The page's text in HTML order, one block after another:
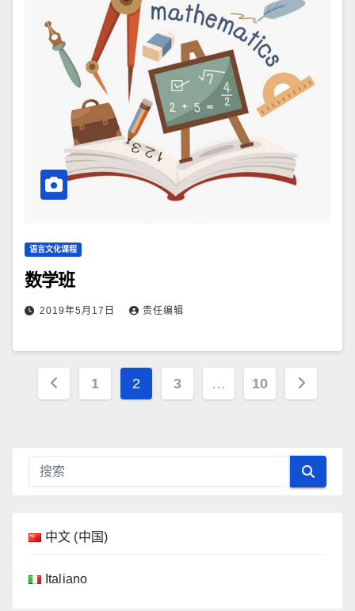
语言文化课程
数学班
2019年5月17日 责任编辑
文
航
1 2 3 … 10
中文 (中国)
Italiano